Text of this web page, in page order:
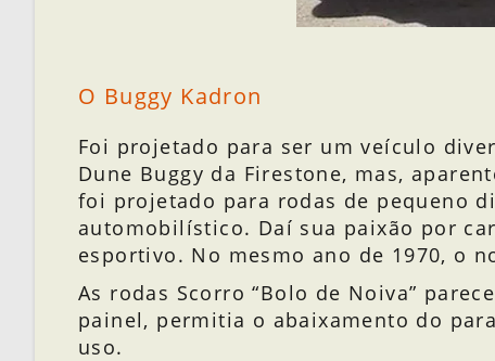
O Buggy Kadron
Foi projetado para ser um veículo
Dune Buggy da Firestone, mas,
foi projetado para rodas de pequeno
automobilístico. Daí sua paixão por
esportivo. No mesmo ano de 1970, o
As rodas Scorro “Bolo de Noiva”
painel, permitia o abaixamento do
uso.